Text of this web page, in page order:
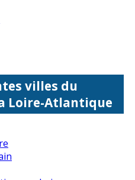
villes du
Loire-Atlantique